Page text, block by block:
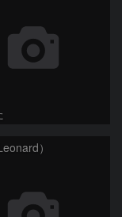
）